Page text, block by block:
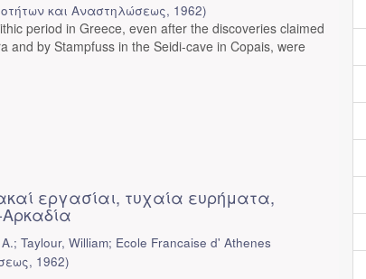
και Αναστηλώσεως, 1962)
period in Greece, even after the discoveries claimed
and by Stampfuss in the Seidi-cave in Copais, were
εργασίαι, τυχαία ευρήματα,
Taylour, William; Ecole Francaise d' Athenes
, 1962)